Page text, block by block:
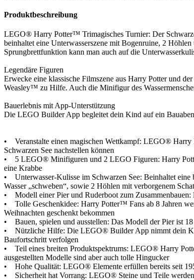
Produktbeschreibung
LEGO® Harry Potter™ Trimagisches Turnier: Der
beinhaltet eine Unterwasserszene mit Bogenruine, 2
Sprungbrettfunktion kann man auch auf die
Legendäre Figuren
Erwecke eine klassische Filmszene aus Harry Potter und
Weasley™ zu Hilfe. Auch die Minifigur des
Bauerlebnis mit App-Unterstützung
Die LEGO Builder App begleitet dein Kind auf ein
• Veranstalte einen magischen Wettkampf: LEGO® Harry
Schwarzen See nachstellen können
• 5 LEGO® Minifiguren und 2 LEGO Figuren: Harry
eine Krabbe
• Unterwasser-Kulisse im Schwarzen See: Beinhaltet
Wasser „schweben“, sowie 2 Höhlen mit verborgenem
• Modell einer Pier und Ruderboot zum
• Tolle Geschenkidee: Harry Potter™ Fans ab 8 Jahren
Weihnachten geschenkt bekommen
• Bauen, spielen und ausstellen: Das Modell der Pier ist
• Nützliche Hilfe: Die LEGO® Builder App nimmt dein
Baufortschritt verfolgen
• Teil eines breiten Produktspektrums: LEGO® Harry
ausgestellten Modelle sind aber auch tolle Hingucker
• Hohe Qualität: LEGO® Elemente erfüllen bereits seit
• Sicherheit hat Vorrang: LEGO® Steine und Teile werden